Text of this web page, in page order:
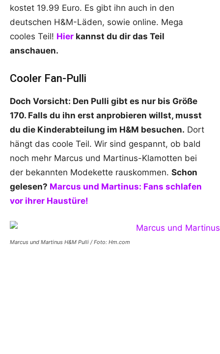
kostet 19.99 Euro. Es gibt ihn auch in den
deutschen H&M-Läden, sowie online. Mega
cooles Teil! Hier kannst du dir das Teil
anschauen.
Cooler Fan-Pulli
Doch Vorsicht: Den Pulli gibt es nur bis Größe
170. Falls du ihn erst anprobieren willst, musst
du die Kinderabteilung im H&M besuchen. Dort
hängt das coole Teil. Wir sind gespannt, ob bald
noch mehr Marcus und Martinus-Klamotten bei
der bekannten Modekette rauskommen. Schon
gelesen? Marcus und Martinus: Fans schlafen
vor ihrer Haustüre!
Marcus und Martinus H&M Pulli / Foto: Hm.com